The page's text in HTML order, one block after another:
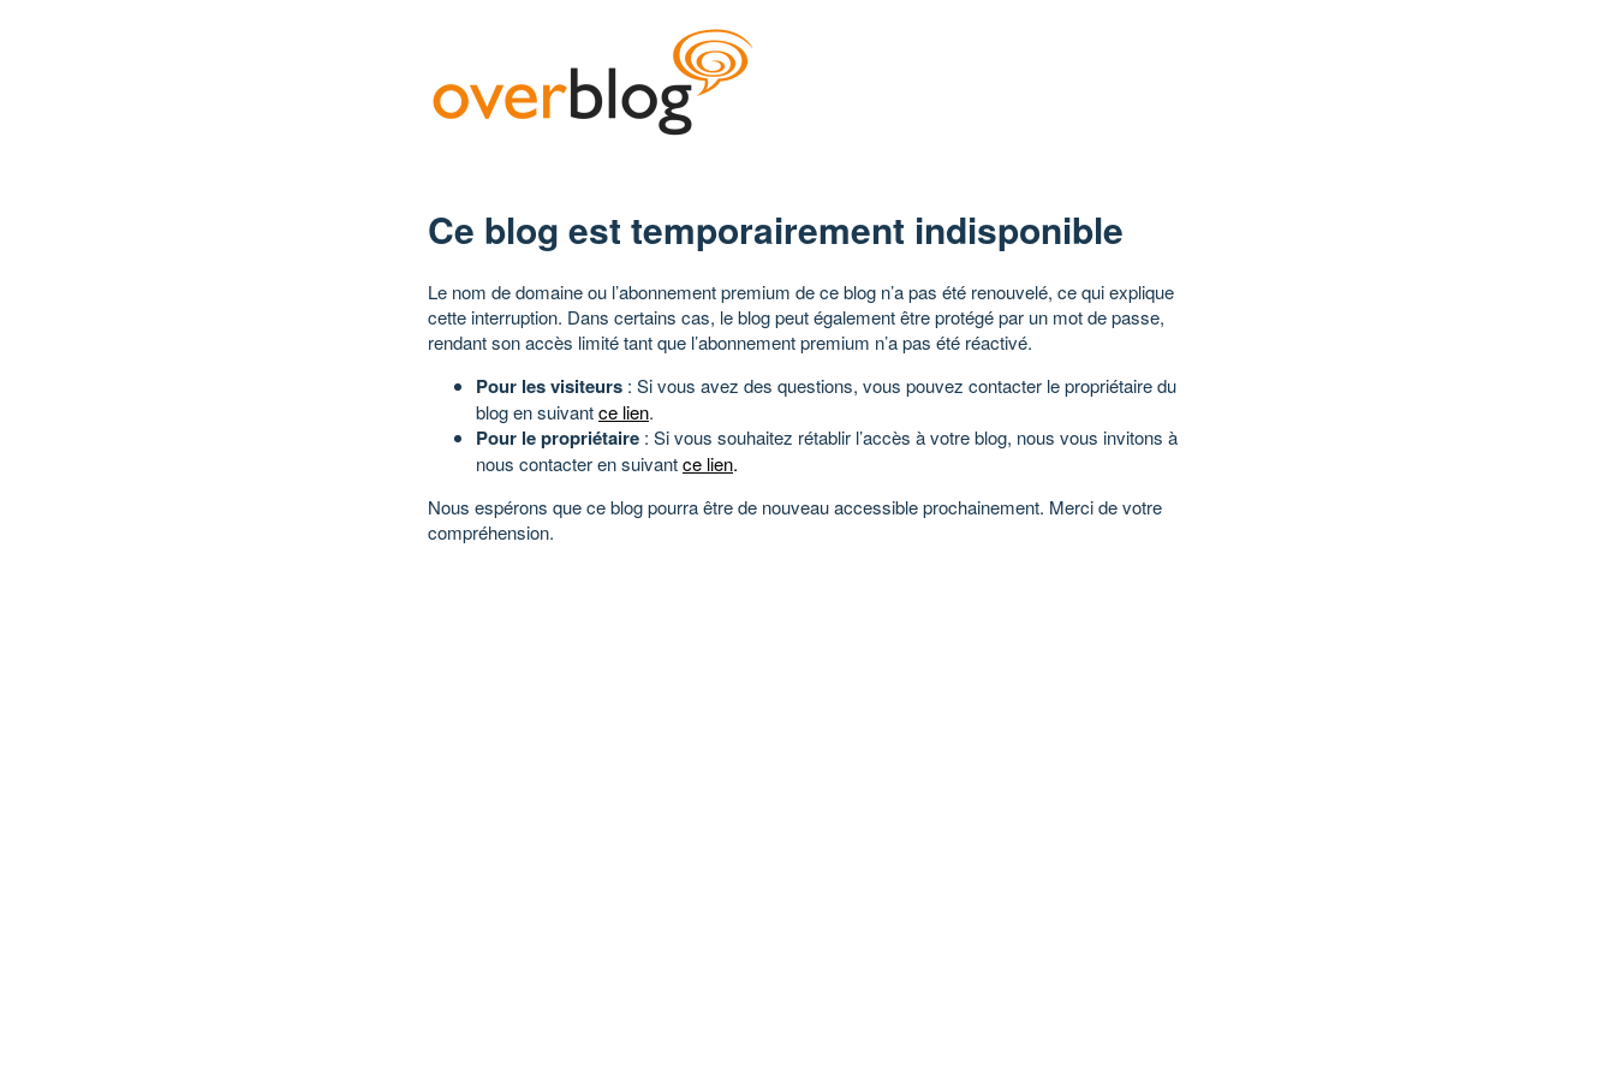
Ce blog est temporairement indisponible
Le nom de domaine ou l’abonnement premium de ce blog n’a pas été renouvelé, ce qui explique
cette interruption. Dans certains cas, le blog peut également être protégé par un mot de passe,
rendant son accès limité tant que l’abonnement premium n’a pas été réactivé.
Pour les visiteurs : Si vous avez des questions, vous pouvez contacter le propriétaire du
blog en suivantce lien.
Pour le propriétaire : Si vous souhaitez rétablir l’accès à votre blog, nous vous invitons à
nous contacter en suivantce lien.
Nous espérons que ce blog pourra être de nouveau accessible prochainement. Merci de votre
compréhension.